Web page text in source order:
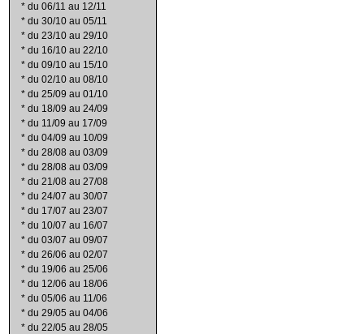
* du 06/11 au 12/11
* du 30/10 au 05/11
* du 23/10 au 29/10
* du 16/10 au 22/10
* du 09/10 au 15/10
* du 02/10 au 08/10
* du 25/09 au 01/10
* du 18/09 au 24/09
* du 11/09 au 17/09
* du 04/09 au 10/09
* du 28/08 au 03/09
* du 28/08 au 03/09
* du 21/08 au 27/08
* du 24/07 au 30/07
* du 17/07 au 23/07
* du 10/07 au 16/07
* du 03/07 au 09/07
* du 26/06 au 02/07
* du 19/06 au 25/06
* du 12/06 au 18/06
* du 05/06 au 11/06
* du 29/05 au 04/06
* du 22/05 au 28/05